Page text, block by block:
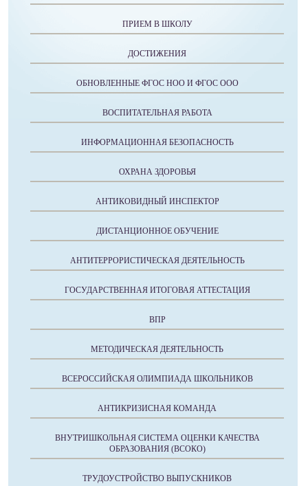
ПРИЕМ В ШКОЛУ
ДОСТИЖЕНИЯ
ОБНОВЛЕННЫЕ ФГОС НОО И ФГОС ООО
ВОСПИТАТЕЛЬНАЯ РАБОТА
ИНФОРМАЦИОННАЯ БЕЗОПАСНОСТЬ
ОХРАНА ЗДОРОВЬЯ
АНТИКОВИДНЫЙ ИНСПЕКТОР
ДИСТАНЦИОННОЕ ОБУЧЕНИЕ
АНТИТЕРРОРИСТИЧЕСКАЯ ДЕЯТЕЛЬНОСТЬ
ГОСУДАРСТВЕННАЯ ИТОГОВАЯ АТТЕСТАЦИЯ
ВПР
МЕТОДИЧЕСКАЯ ДЕЯТЕЛЬНОСТЬ
ВСЕРОССИЙСКАЯ ОЛИМПИАДА ШКОЛЬНИКОВ
АНТИКРИЗИСНАЯ КОМАНДА
ВНУТРИШКОЛЬНАЯ СИСТЕМА ОЦЕНКИ КАЧЕСТВА
ОБРАЗОВАНИЯ (ВСОКО)
ТРУДОУСТРОЙСТВО ВЫПУСКНИКОВ